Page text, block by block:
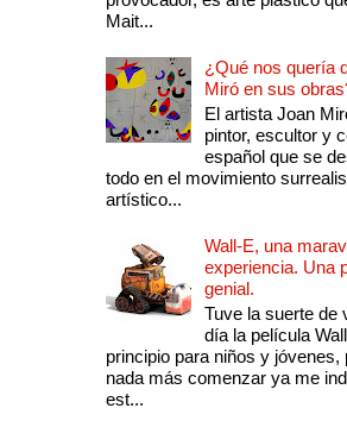
Mait...
¿Qué nos quería
Miró en sus
El artista Joan
pintor, escultor y
español que se
todo en el movimiento
artístico...
Wall-E, una
experiencia. Una
genial.
Tuve la suerte de
día la película
principio para niños y jóvenes,
nada más comenzar ya me
est...